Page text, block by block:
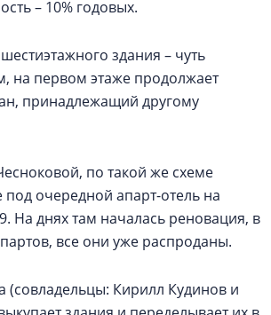
– 10% годовых.
здания – чуть
на первом этаже продолжает
принадлежащий другому
по такой же схеме
под очередной апарт-отель на
На днях там началась реновация, в
все они уже распроданы.
(совладельцы: Кирилл Кудинов и